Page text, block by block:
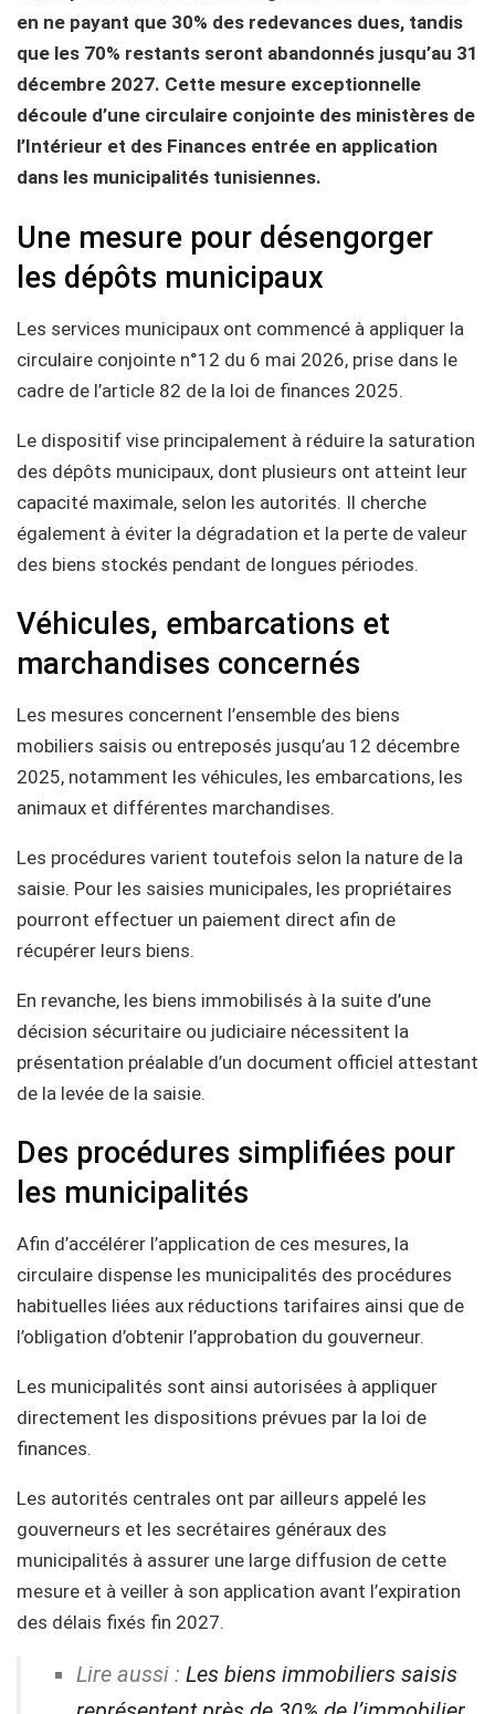
en ne payant que 30% des redevances dues, tandis
que les 70% restants seront abandonnés jusqu’au 31
décembre 2027. Cette mesure exceptionnelle
découle d’une circulaire conjointe des ministères de
l’Intérieur et des Finances entrée en application
dans les municipalités tunisiennes.
Une mesure pour désengorger
les dépôts municipaux
Les services municipaux ont commencé à appliquer la
circulaire conjointe n°12 du 6 mai 2026, prise dans le
cadre de l’article 82 de la loi de finances 2025.
Le dispositif vise principalement à réduire la saturation
des dépôts municipaux, dont plusieurs ont atteint leur
capacité maximale, selon les autorités. Il cherche
également à éviter la dégradation et la perte de valeur
des biens stockés pendant de longues périodes.
Véhicules, embarcations et
marchandises concernés
Les mesures concernent l’ensemble des biens
mobiliers saisis ou entreposés jusqu’au 12 décembre
2025, notamment les véhicules, les embarcations, les
animaux et différentes marchandises.
Les procédures varient toutefois selon la nature de la
saisie. Pour les saisies municipales, les propriétaires
pourront effectuer un paiement direct afin de
récupérer leurs biens.
En revanche, les biens immobilisés à la suite d’une
décision sécuritaire ou judiciaire nécessitent la
présentation préalable d’un document officiel attestant
de la levée de la saisie.
Des procédures simplifiées pour
les municipalités
Afin d’accélérer l’application de ces mesures, la
circulaire dispense les municipalités des procédures
habituelles liées aux réductions tarifaires ainsi que de
l’obligation d’obtenir l’approbation du gouverneur.
Les municipalités sont ainsi autorisées à appliquer
directement les dispositions prévues par la loi de
finances.
Les autorités centrales ont par ailleurs appelé les
gouverneurs et les secrétaires généraux des
municipalités à assurer une large diffusion de cette
mesure et à veiller à son application avant l’expiration
des délais fixés fin 2027.
Lire aussi :Les biens immobiliers saisis